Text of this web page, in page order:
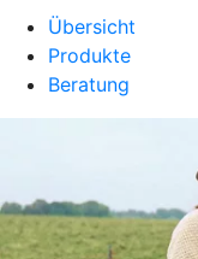
Übersicht
Produkte
Beratung